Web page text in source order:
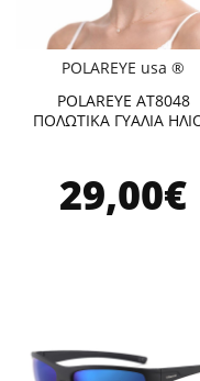
POLAREYE usa ®
POLAREYE AT8048
ΠΟΛΩΤΙΚΑ ΓΥΑΛΙΑ
29,00€